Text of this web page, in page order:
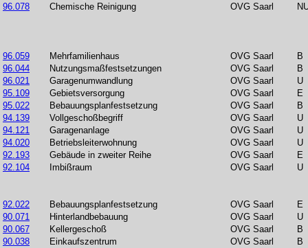
96.078
Chemische Reinigung OVG Saarl
96.059 Mehrfamilienhaus OVG Saarl
B
96.044
Nutzungsmaßfestsetzungen OVG Saarl
B
96.021
Garagenumwandlung OVG Saarl
U
95.109
Gebietsversorgung OVG Saarl
E
95.022
Bebauungsplanfestsetzung OVG Saarl
B
94.139
Vollgeschoßbegriff OVG Saarl
U
94.121
Garagenanlage OVG Saarl
U
94.020
Betriebsleiterwohnung OVG Saarl
U
92.193
Gebäude in zweiter Reihe OVG Saarl
E
92.104
Imbißraum OVG Saarl U
92.022 Bebauungsplanfestsetzung OVG Saarl
E
90.071
Hinterlandbebauung OVG Saarl
U
90.067
Kellergeschoß OVG Saarl
B
90.038
Einkaufszentrum OVG Saarl
B